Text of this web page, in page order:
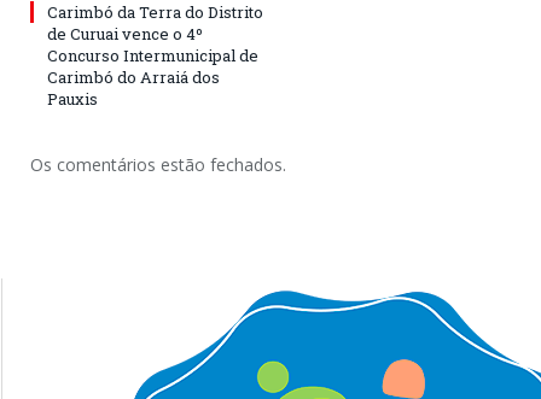
Carimbó da Terra do Distrito
de Curuai vence o 4º
Concurso Intermunicipal de
Carimbó do Arraiá dos
Pauxis
Os comentários estão fechados.